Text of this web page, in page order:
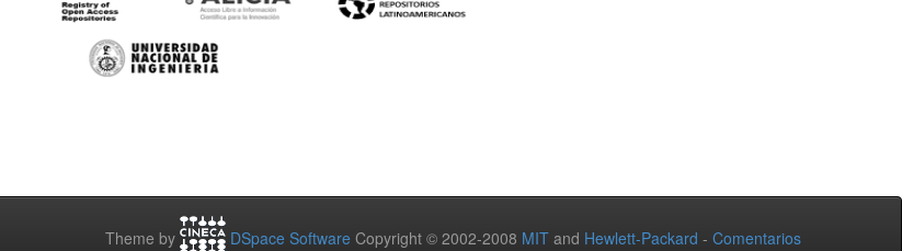
Theme by DSpace Software Copyright © 2002-2008 MIT and Hewlett-Packard - Comentarios